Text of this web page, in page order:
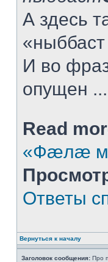
А здесь
И во
опущен ...
Read
«Фæлæ
Ответы
Вернуться к началу
Заголовок сообщения: Про